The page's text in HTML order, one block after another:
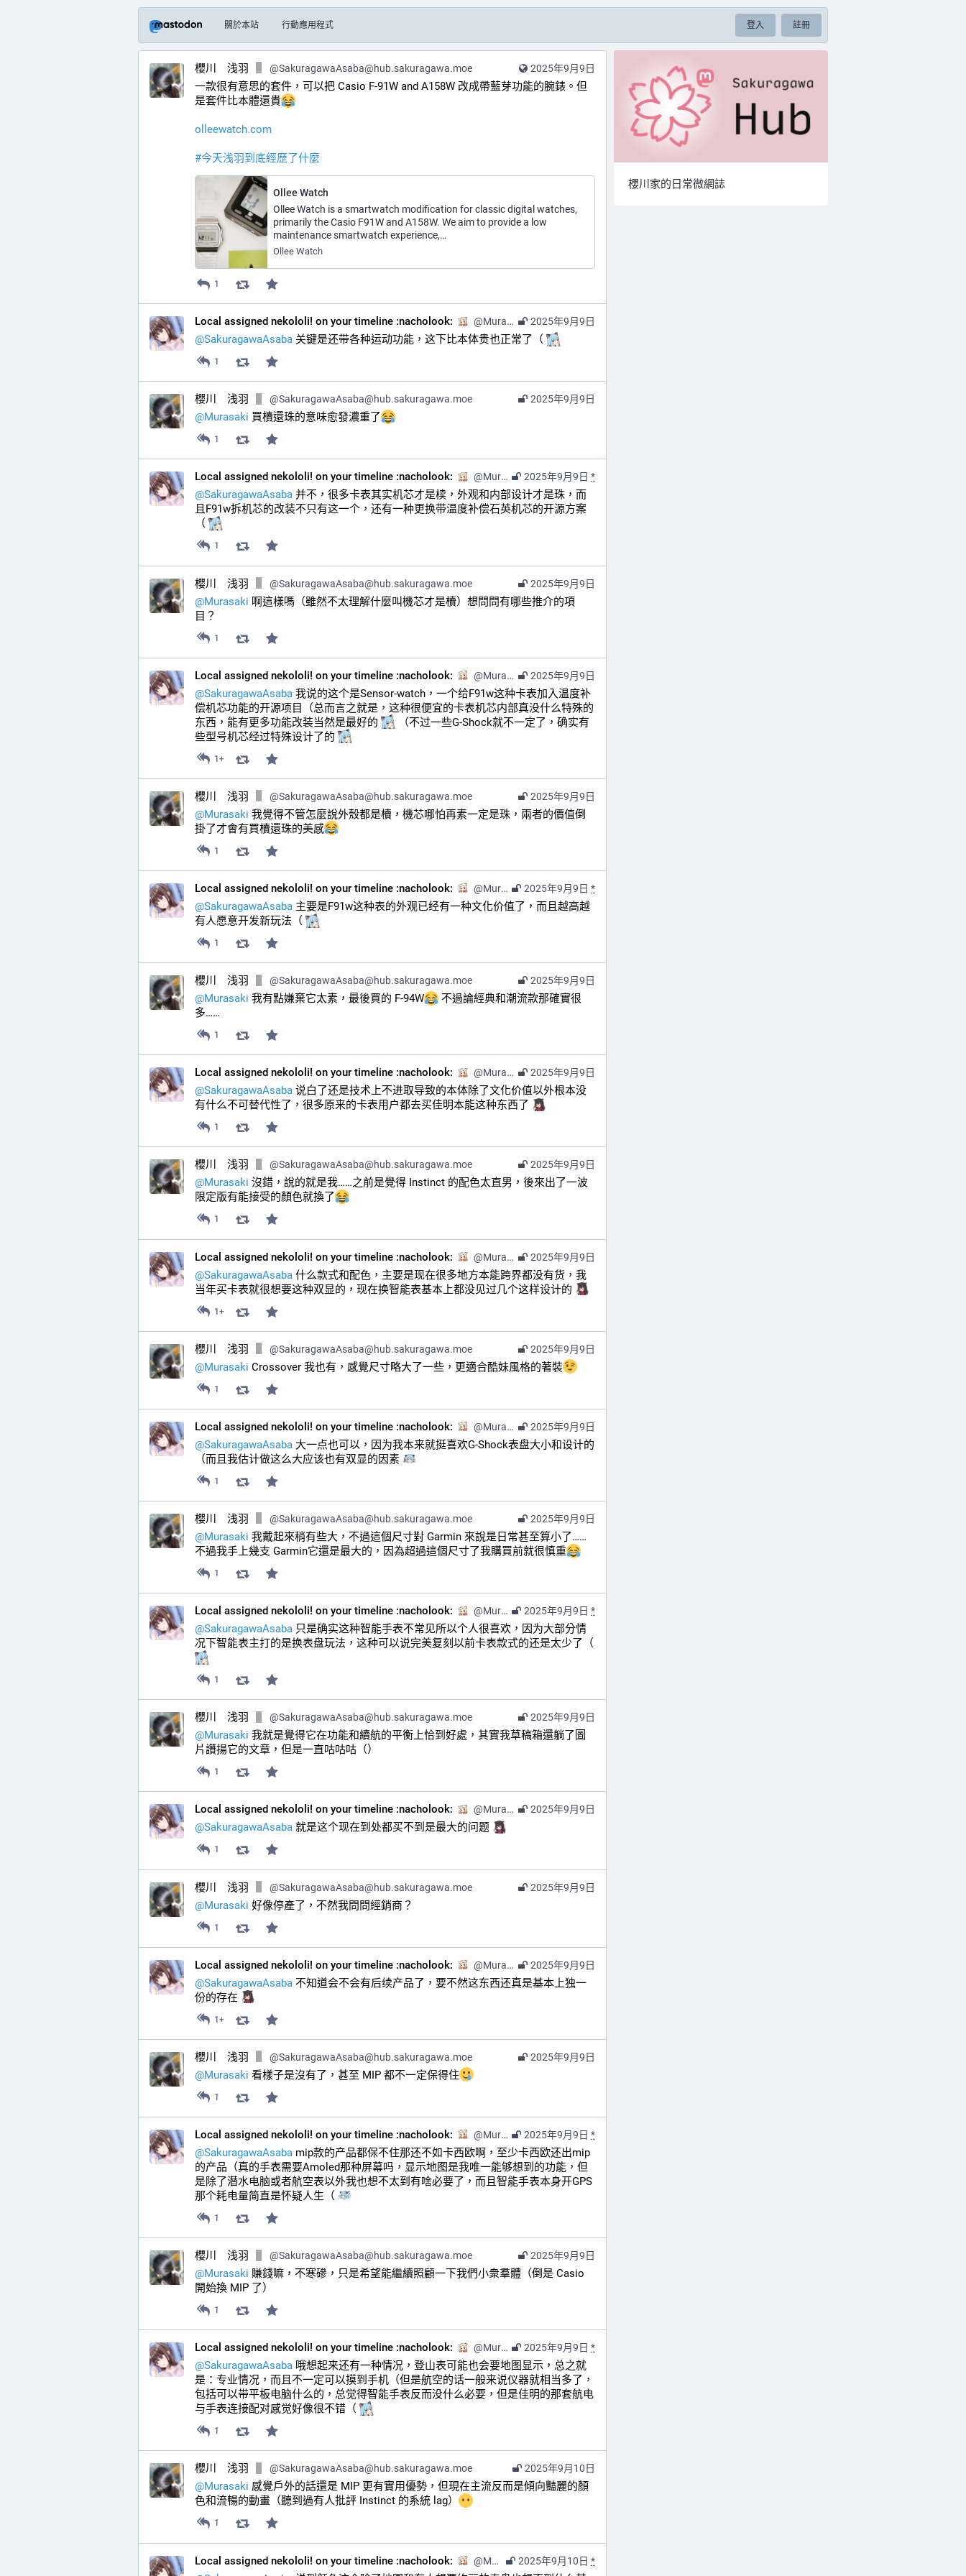
關於本站 行動應用程式 登入 註冊
2025年9月9日
櫻川 浅羽 @SakuragawaAsaba@hub.sakuragawa.moe
一款很有意思的套件，可以把 Casio F-91W and A158W 改成帶藍芽功能的腕錶。但
是套件比本體還貴
olleewatch.com
#今天浅羽到底經歷了什麼
Ollee Watch
Ollee Watch is a smartwatch modification for classic digital watches,
primarily the Casio F91W and A158W. We aim to provide a low
maintenance smartwatch experience,…
Ollee Watch
1
2025年9月9日
Local assigned nekololi! on your timeline :nacholook: @Murasaki@kazv.moe
@SakuragawaAsaba 关键是还带各种运动功能，这下比本体贵也正常了（
1
2025年9月9日
櫻川 浅羽 @SakuragawaAsaba@hub.sakuragawa.moe
@Murasaki 買櫝還珠的意味愈發濃重了
1
2025年9月9日 *
Local assigned nekololi! on your timeline :nacholook: @Murasaki@kazv.moe
@SakuragawaAsaba 并不，很多卡表其实机芯才是椟，外观和内部设计才是珠，而
且F91w拆机芯的改装不只有这一个，还有一种更换带温度补偿石英机芯的开源方案
（
1
2025年9月9日
櫻川 浅羽 @SakuragawaAsaba@hub.sakuragawa.moe
@Murasaki 啊這樣嗎（雖然不太理解什麼叫機芯才是櫝）想問問有哪些推介的項
目？
1
2025年9月9日
Local assigned nekololi! on your timeline :nacholook: @Murasaki@kazv.moe
@SakuragawaAsaba 我说的这个是Sensor-watch，一个给F91w这种卡表加入温度补
偿机芯功能的开源项目（总而言之就是，这种很便宜的卡表机芯内部真没什么特殊的
东西，能有更多功能改装当然是最好的
（不过一些G-Shock就不一定了，确实有
些型号机芯经过特殊设计了的
1+
2025年9月9日
櫻川 浅羽 @SakuragawaAsaba@hub.sakuragawa.moe
@Murasaki 我覺得不管怎麼說外殼都是櫝，機芯哪怕再素一定是珠，兩者的價值倒
掛了才會有買櫝還珠的美感
1
2025年9月9日 *
Local assigned nekololi! on your timeline :nacholook: @Murasaki@kazv.moe
@SakuragawaAsaba 主要是F91w这种表的外观已经有一种文化价值了，而且越高越
有人愿意开发新玩法（
1
2025年9月9日
櫻川 浅羽 @SakuragawaAsaba@hub.sakuragawa.moe
@Murasaki 我有點嫌棄它太素，最後買的 F-94W
不過論經典和潮流款那確實很
多……
1
2025年9月9日
Local assigned nekololi! on your timeline :nacholook: @Murasaki@kazv.moe
@SakuragawaAsaba 说白了还是技术上不进取导致的本体除了文化价值以外根本没
有什么不可替代性了，很多原来的卡表用户都去买佳明本能这种东西了
1
2025年9月9日
櫻川 浅羽 @SakuragawaAsaba@hub.sakuragawa.moe
@Murasaki 沒錯，說的就是我……之前是覺得 Instinct 的配色太直男，後來出了一波
限定版有能接受的顏色就換了
1
2025年9月9日
Local assigned nekololi! on your timeline :nacholook: @Murasaki@kazv.moe
@SakuragawaAsaba 什么款式和配色，主要是现在很多地方本能跨界都没有货，我
当年买卡表就很想要这种双显的，现在换智能表基本上都没见过几个这样设计的
1+
2025年9月9日
櫻川 浅羽 @SakuragawaAsaba@hub.sakuragawa.moe
@Murasaki Crossover 我也有，感覺尺寸略大了一些，更適合酷妹風格的著裝
1
2025年9月9日
Local assigned nekololi! on your timeline :nacholook: @Murasaki@kazv.moe
@SakuragawaAsaba 大一点也可以，因为我本来就挺喜欢G-Shock表盘大小和设计的
（而且我估计做这么大应该也有双显的因素
1
2025年9月9日
櫻川 浅羽 @SakuragawaAsaba@hub.sakuragawa.moe
@Murasaki 我戴起來稍有些大，不過這個尺寸對 Garmin 來說是日常甚至算小了……
不過我手上幾支 Garmin它還是最大的，因為超過這個尺寸了我購買前就很慎重
1
2025年9月9日 *
Local assigned nekololi! on your timeline :nacholook: @Murasaki@kazv.moe
@SakuragawaAsaba 只是确实这种智能手表不常见所以个人很喜欢，因为大部分情
1
2025年9月9日
櫻川 浅羽 @SakuragawaAsaba@hub.sakuragawa.moe
@Murasaki 我就是覺得它在功能和續航的平衡上恰到好處，其實我草稿箱還躺了圖
片讚揚它的文章，但是一直咕咕咕（）
1
2025年9月9日
Local assigned nekololi! on your timeline :nacholook: @Murasaki@kazv.moe
@SakuragawaAsaba 就是这个现在到处都买不到是最大的问题
1
2025年9月9日
櫻川 浅羽 @SakuragawaAsaba@hub.sakuragawa.moe
@Murasaki 好像停產了，不然我問問經銷商？
1
2025年9月9日
Local assigned nekololi! on your timeline :nacholook: @Murasaki@kazv.moe
@SakuragawaAsaba 不知道会不会有后续产品了，要不然这东西还真是基本上独一
份的存在
1+
2025年9月9日
櫻川 浅羽 @SakuragawaAsaba@hub.sakuragawa.moe
@Murasaki 看樣子是沒有了，甚至 MIP 都不一定保得住
1
2025年9月9日 *
Local assigned nekololi! on your timeline :nacholook: @Murasaki@kazv.moe
@SakuragawaAsaba mip款的产品都保不住那还不如卡西欧啊，至少卡西欧还出mip
的产品（真的手表需要Amoled那种屏幕吗，显示地图是我唯一能够想到的功能，但
是除了潜水电脑或者航空表以外我也想不太到有啥必要了，而且智能手表本身开GPS
那个耗电量简直是怀疑人生（
1
2025年9月9日
櫻川 浅羽 @SakuragawaAsaba@hub.sakuragawa.moe
@Murasaki 賺錢嘛，不寒磣，只是希望能繼續照顧一下我們小衆羣體（倒是 Casio
開始換 MIP 了）
1
2025年9月9日 *
Local assigned nekololi! on your timeline :nacholook: @Murasaki@kazv.moe
@SakuragawaAsaba 哦想起来还有一种情况，登山表可能也会要地图显示，总之就
是：专业情况，而且不一定可以摸到手机（但是航空的话一般来说仪器就相当多了，
包括可以带平板电脑什么的，总觉得智能手表反而没什么必要，但是佳明的那套航电
与手表连接配对感觉好像很不错（
1
2025年9月10日
櫻川 浅羽 @SakuragawaAsaba@hub.sakuragawa.moe
@Murasaki 感覺戶外的話還是 MIP 更有實用優勢，但現在主流反而是傾向豔麗的顏
色和流暢的動畫（聽到過有人批評 Instinct 的系統 lag）
1
2025年9月10日 *
Local assigned nekololi! on your timeline :nacholook: @Murasaki@kazv.moe
櫻川家的日常微網誌